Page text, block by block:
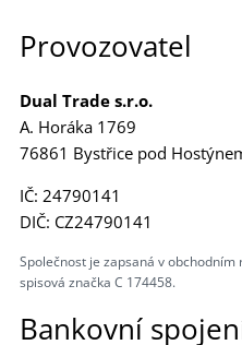
Provozovatel
Dual Trade s.r.o.
A. Horáka 1769
76861 Bystřice pod
IČ: 24790141
DIČ: CZ24790141
Společnost je zapsaná v
spisová značka C 174458.
Bankovní